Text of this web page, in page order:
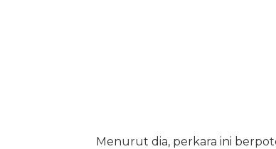
Menurut dia, perkara ini